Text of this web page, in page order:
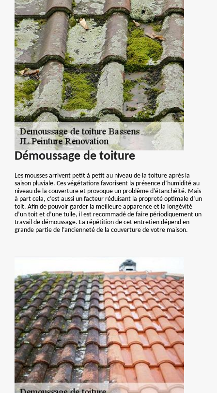
Démoussage de toiture
Les mousses arrivent petit à petit au niveau de la toiture après la
saison pluviale. Ces végétations favorisent la présence d’humidité au
niveau de la couverture et provoque un problème d’étanchéité. Mais
à part cela, c’est aussi un facteur réduisant la propreté optimale d’un
toit. Afin de pouvoir garder la meilleure apparence et la longévité
d’un toit et d’une tuile, il est recommadé de faire périodiquement un
travail de démoussage. La répétition de cet entretien dépend en
grande partie de l’ancienneté de la couverture de votre maison.